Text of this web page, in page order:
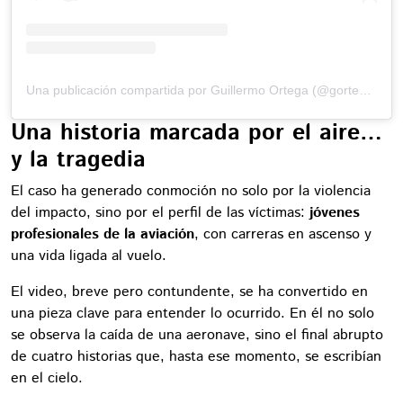
Una publicación compartida por Guillermo Ortega (@gortega_r)
Una historia marcada por el aire…
y la tragedia
El caso ha generado conmoción no solo por la violencia
del impacto, sino por el perfil de las víctimas: jóvenes
profesionales de la aviación, con carreras en ascenso y
una vida ligada al vuelo.
El video, breve pero contundente, se ha convertido en
una pieza clave para entender lo ocurrido. En él no solo
se observa la caída de una aeronave, sino el final abrupto
de cuatro historias que, hasta ese momento, se escribían
en el cielo.